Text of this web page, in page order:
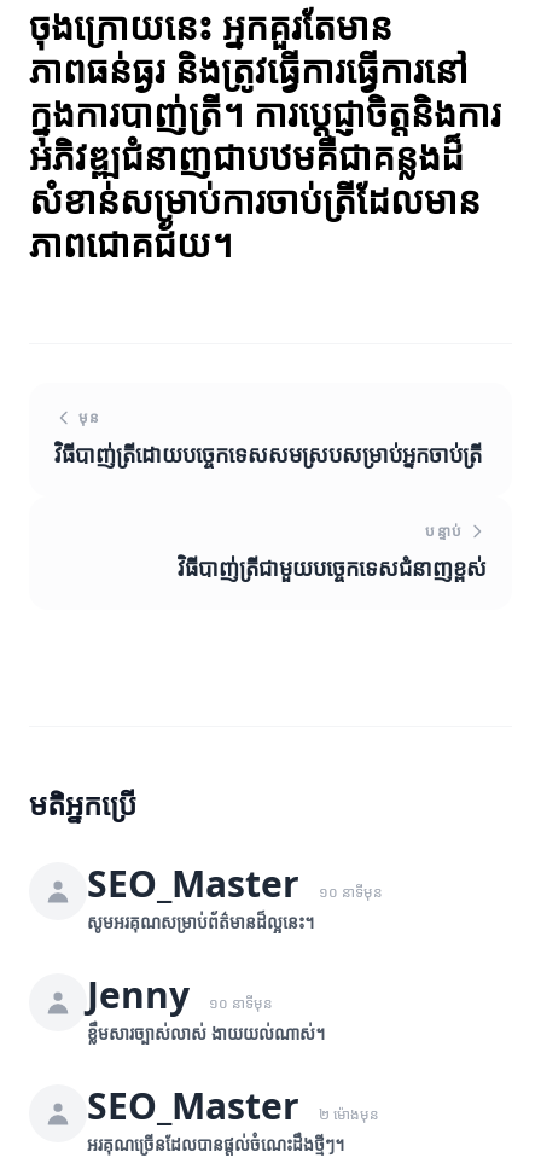
ចុងក្រោយនេះ អ្នកគួរតែមាន
ភាពធន់ធ្ងរ និងត្រូវធ្វើការធ្វើការនៅ
ក្នុងការបាញ់ត្រី។ ការប្តេជ្ញាចិត្តនិងការ
អភិវឌ្ឍជំនាញជាបឋមគឺជាគន្លងដ៏
សំខាន់សម្រាប់ការចាប់ត្រីដែលមាន
ភាពជោគជ័យ។
មុន
វិធីបាញ់ត្រីដោយបច្ចេកទេសសមស្របសម្រាប់អ្នកចាប់ត្រី
បន្ទាប់
វិធីបាញ់ត្រីជាមួយបច្ចេកទេសជំនាញខ្ពស់
មតិអ្នកប្រើ
SEO_Master ១០ នាទីមុន
សូមអរគុណសម្រាប់ព័ត៌មានដ៏ល្អនេះ។
Jenny ១០ នាទីមុន
ខ្លឹមសារច្បាស់លាស់ ងាយយល់ណាស់។
SEO_Master ២ ម៉ោងមុន
អរគុណច្រើនដែលបានផ្តល់ចំណេះដឹងថ្មីៗ។